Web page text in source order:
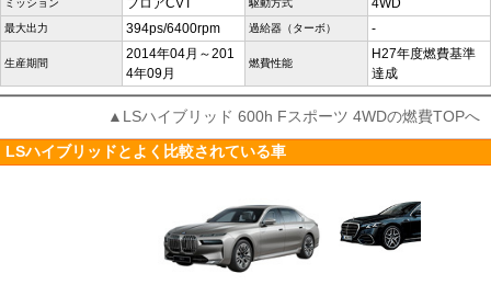
ミッション フロアCVT 駆動方式 4WD
最大出力 394ps/6400rpm 過給器（ターボ） -
生産期間
2014年04月～201
4年09月
燃費性能
H27年度燃費基準
達成
▲LSハイブリッド 600h Fスポーツ 4WDの燃費TOPへ
LSハイブリッドとよく比較されている車